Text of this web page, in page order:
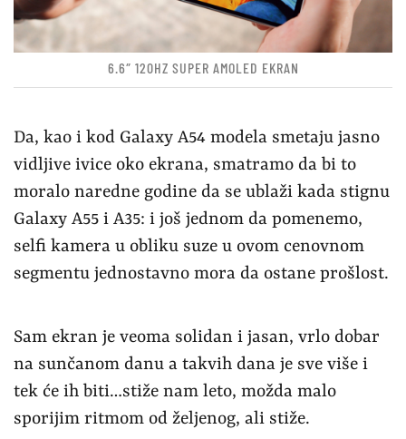
6.6″ 120HZ SUPER AMOLED EKRAN
Da, kao i kod Galaxy A54 modela smetaju jasno
vidljive ivice oko ekrana, smatramo da bi to
moralo naredne godine da se ublaži kada stignu
Galaxy A55 i A35: i još jednom da pomenemo,
selfi kamera u obliku suze u ovom cenovnom
segmentu jednostavno mora da ostane prošlost.
Sam ekran je veoma solidan i jasan, vrlo dobar
na sunčanom danu a takvih dana je sve više i
tek će ih biti…stiže nam leto, možda malo
sporijim ritmom od željenog, ali stiže.